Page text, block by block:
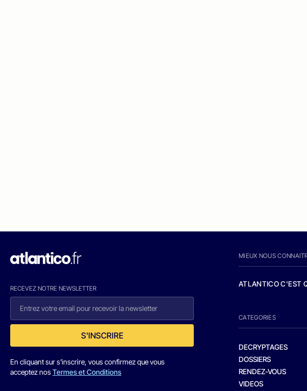
RECEVEZ NOTRE NEWSLETTER
S'INSCRIRE
En cliquant sur s'inscrire, vous confirmez que vous
acceptez nosTermes et Conditions
MIEUX NOUS
ATLANTICO C'EST
CATEGORIES
DECRYPTAGES
DOSSIERS
RENDEZ-VOUS
VIDEOS